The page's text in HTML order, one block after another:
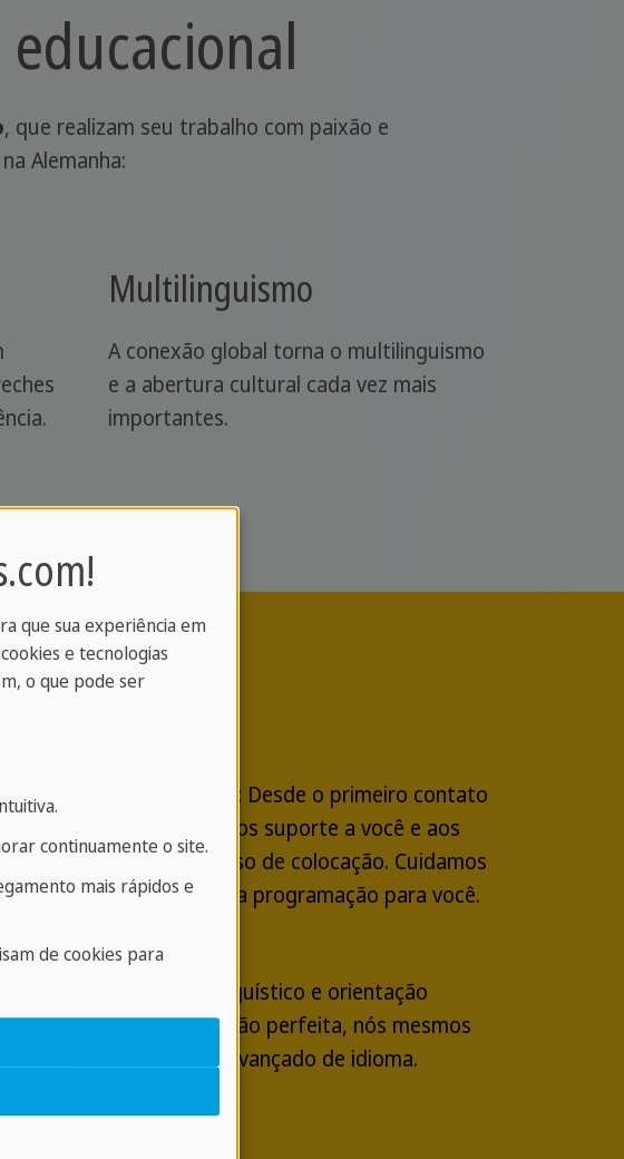
, que realizam seu trabalho com paixão e
Alemanha:
Multilinguismo
A conexão global torna o multilinguismo
e a abertura cultural cada vez mais
importantes.
todo o processo: Desde o primeiro contato
na sua organização, damos suporte a você e aos
durante todo o processo de colocação. Cuidamos
da organização e da programação para você.
Suporte linguístico e orientação
garantir uma integração perfeita, nós mesmos
talentos até um nível avançado de idioma.
que sua experiência em
e tecnologias
o que pode ser
continuamente o site.
mais rápidos e
de cookies para